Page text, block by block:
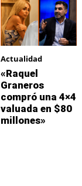
Actualidad
«Raquel
Graneros
compró una 4×4
valuada en $80
millones»